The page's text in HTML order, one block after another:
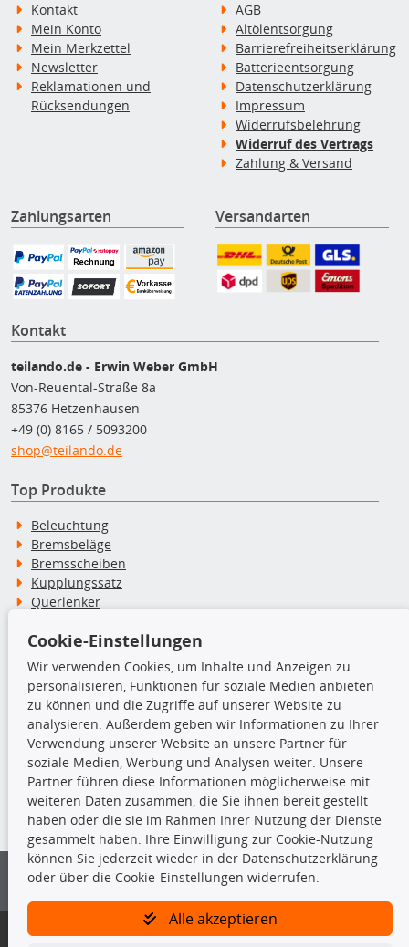
Kontakt
Mein Konto
Mein Merkzettel
Newsletter
Reklamationen und
Rücksendungen
AGB
Altölentsorgung
Barrierefreiheitserklärung
Batterieentsorgung
Datenschutzerklärung
Impressum
Widerrufsbelehrung
Widerruf des Vertrags
Zahlung & Versand
Zahlungsarten Versandarten
Kontakt
teilando.de - Erwin Weber GmbH
Von-Reuental-Straße 8a
85376 Hetzenhausen
+49 (0) 8165 / 5093200
shop@teilando.de
Top Produkte
Beleuchtung
Bremsbeläge
Bremsscheiben
Kupplungssatz
Querlenker
Stoßdämpfer
TecDoc Inside
Die hier angezeigten Daten insbesondere die gesamte Datenbank dürfen
nicht kopiert werden.
Es ist zu unterlassen, die Daten oder die gesamte Datenbank ohne
vorherige Zustimmung von TecDoc zu vervielfältigen, zu verbreiten
und/oder diese Handlungen durch Dritte ausführen zu lassen. Ein
Bitte prüfen Sie, ob das über unseren Onlineshop identifizierte Ersatzteil
auch tatsächlich dem gesuchten Ersatzteil entspricht.
Cookie-Einstellungen
Wir verwenden Cookies, um Inhalte und Anzeigen zu
personalisieren, Funktionen für soziale Medien anbieten
zu können und die Zugriffe auf unserer Website zu
analysieren. Außerdem geben wir Informationen zu Ihrer
Verwendung unserer Website an unsere Partner für
soziale Medien, Werbung und Analysen weiter. Unsere
Partner führen diese Informationen möglicherweise mit
weiteren Daten zusammen, die Sie ihnen bereit gestellt
haben oder die sie im Rahmen Ihrer Nutzung der Dienste
gesammelt haben. Ihre Einwilligung zur Cookie-Nutzung
können Sie jederzeit wieder in der Datenschutzerklärung
oder über die Cookie-Einstellungen widerrufen.
Alle akzeptieren